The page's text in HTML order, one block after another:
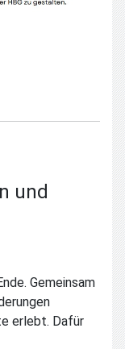
und
Gemeinsam
erlebt. Dafür